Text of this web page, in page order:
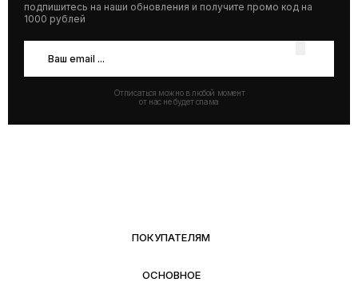
подпишитесь на наши обновления и получите промо код на
1000 рублей
Отписаться можно в любой момент
от нас не будет спама
ПОКУПАТЕЛЯМ
ОСНОВНОЕ